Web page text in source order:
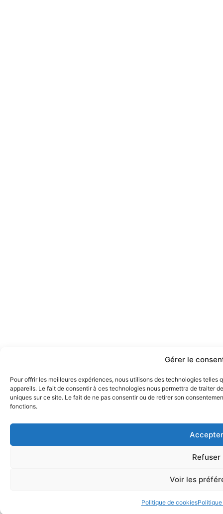
Gérer le
Pour offrir les meilleures expériences, nous utilisons des technologies
appareils. Le fait de consentir à ces technologies nous permettra de traiter
uniques sur ce site. Le fait de ne pas consentir ou de retirer son
fonctions.
Accepter
Refuser
Voir les
Politique de cookies